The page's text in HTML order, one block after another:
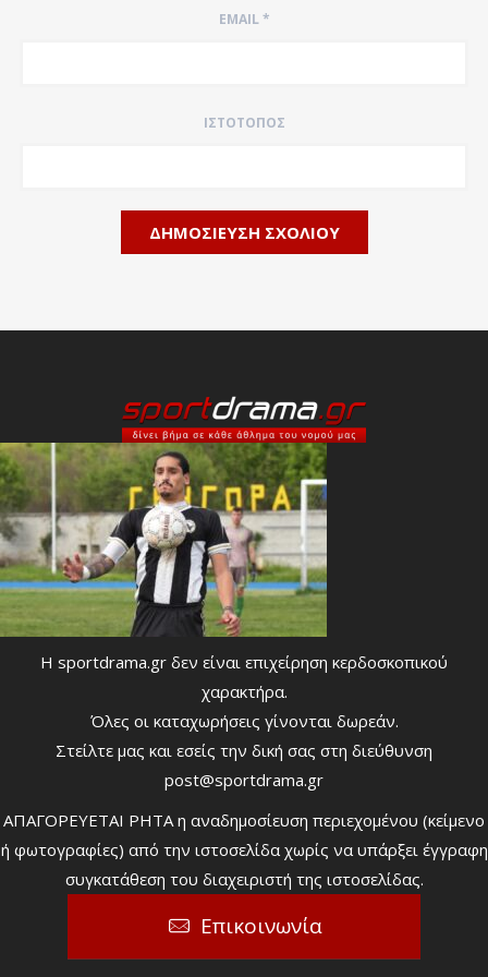
EMAIL*
ΙΣΤΌΤΟΠΟΣ
Η sportdrama.gr δεν είναι επιχείρηση κερδοσκοπικού
χαρακτήρα.
Όλες οι καταχωρήσεις γίνονται δωρεάν.
Στείλτε μας και εσείς την δική σας στη διεύθυνση
post@sportdrama.gr
ΑΠΑΓΟΡΕΥΕΤΑΙ ΡΗΤΑ η αναδημοσίευση περιεχομένου (κείμενο
ή φωτογραφίες) από την ιστοσελίδα χωρίς να υπάρξει έγγραφη
συγκατάθεση του διαχειριστή της ιστοσελίδας.
Επικοινωνία